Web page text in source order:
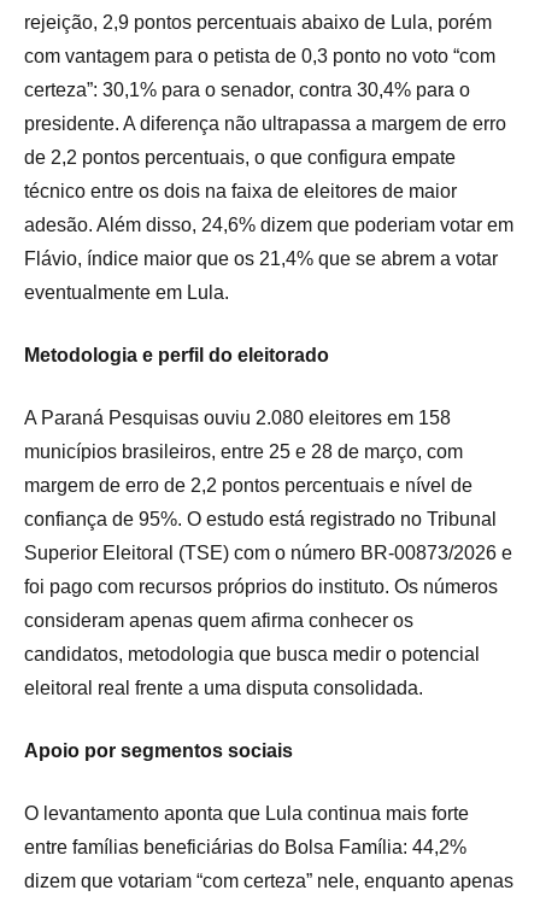
rejeição, 2,9 pontos percentuais abaixo de Lula, porém
com vantagem para o petista de 0,3 ponto no voto “com
certeza”: 30,1% para o senador, contra 30,4% para o
presidente. A diferença não ultrapassa a margem de erro
de 2,2 pontos percentuais, o que configura empate
técnico entre os dois na faixa de eleitores de maior
adesão. Além disso, 24,6% dizem que poderiam votar em
Flávio, índice maior que os 21,4% que se abrem a votar
eventualmente em Lula.
Metodologia e perfil do eleitorado
A Paraná Pesquisas ouviu 2.080 eleitores em 158
municípios brasileiros, entre 25 e 28 de março, com
margem de erro de 2,2 pontos percentuais e nível de
confiança de 95%. O estudo está registrado no Tribunal
Superior Eleitoral (TSE) com o número BR‑00873/2026 e
foi pago com recursos próprios do instituto. Os números
consideram apenas quem afirma conhecer os
candidatos, metodologia que busca medir o potencial
eleitoral real frente a uma disputa consolidada.
Apoio por segmentos sociais
O levantamento aponta que Lula continua mais forte
entre famílias beneficiárias do Bolsa Família: 44,2%
dizem que votariam “com certeza” nele, enquanto apenas